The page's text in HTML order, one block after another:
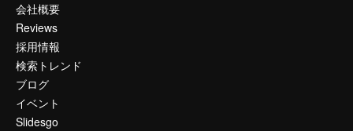
会社概要
Reviews
採用情報
検索トレンド
ブログ
イベント
Slidesgo